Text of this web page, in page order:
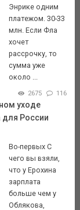
Энрике одним
платежом. 30-33
млн. Если Фла
хочет
рассрочку, то
сумма уже
около ...
2675 116
уходе
для России
Во-первых С
чего вы взяли,
что у Ерохина
зарплата
больше чем у
Облякова,